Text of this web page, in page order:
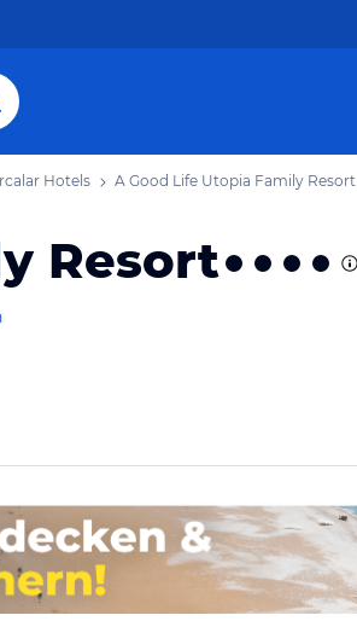
Hotels A Good Life Utopia Family Resort
Resort